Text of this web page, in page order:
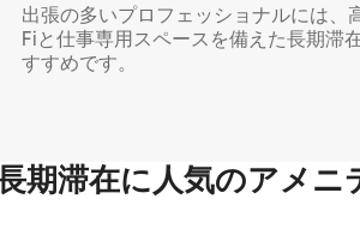
出張の多いプロフェッショナルには、
Fiと仕事専用スペースを備えた長期滞
すすめです。
期滞在に人気のアメニ